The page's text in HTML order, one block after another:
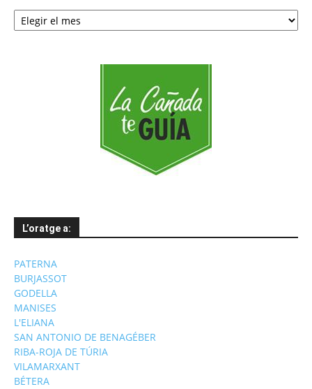
Notícies
per
L’oratge a:
PATERNA
BURJASSOT
GODELLA
MANISES
L'ELIANA
SAN ANTONIO DE BENAGÉBER
RIBA-ROJA DE TÚRIA
VILAMARXANT
BÉTERA